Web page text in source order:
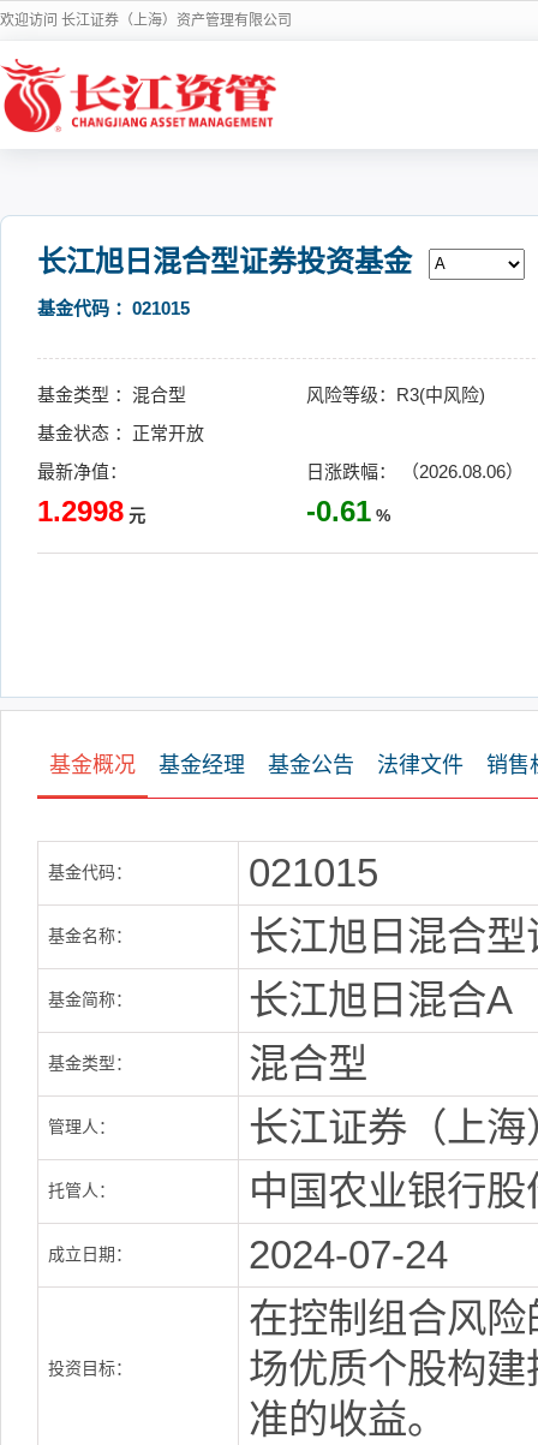
欢迎访问 长江证券（上海）资产管理有限公司
长江旭日混合型证券投资基金
基金代码 ：021015
基金类型 ：混合型
风险等级：R3(中风险)
基金状态 ：正常开放
最新净值：
1.2998 元
日涨跌幅： （2026.08.06）
-0.61 %
基金概况 基金经理 基金公告 法律文件 销售
基金代码： 021015
基金名称： 长江旭日混合
基金简称： 长江旭日混合A
基金类型： 混合型
管理人： 长江证券（上
托管人： 中国农业银行
成立日期： 2024-07-24
投资目标：
在控制组合风
场优质个股构
准的收益。